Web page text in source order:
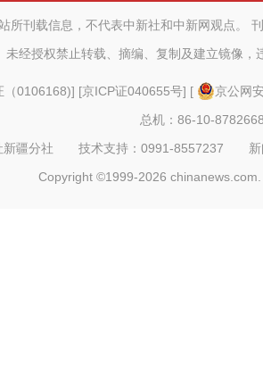
所刊载信息，不代表中新社和中新网观点。
未经授权禁止转载、摘编、复制及建立镜像，
（0106168)] [京ICP证040655号] [
京公网
总机：86-10-
新疆分社 技术支持：0991-8557237
Copyright ©1999-2026